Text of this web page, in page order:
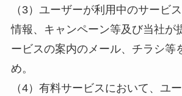
（3）ユーザーが利用中のサービ
情報、キャンペーン等及び当社が
ービスの案内のメール、チラシ等
め。
（4）有料サービスにおいて、ユ